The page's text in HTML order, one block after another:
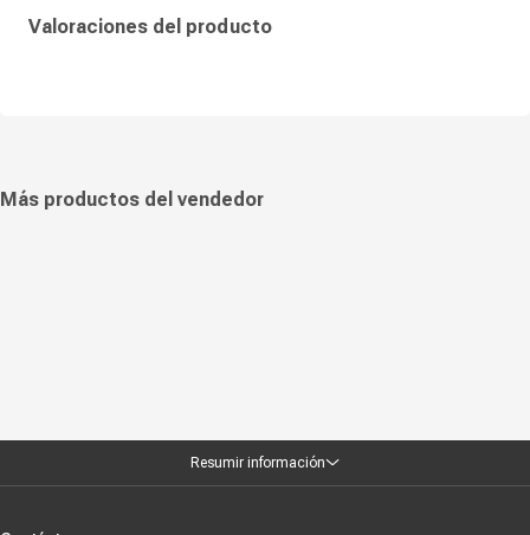
Valoraciones del producto
Más productos del vendedor
Resumir información